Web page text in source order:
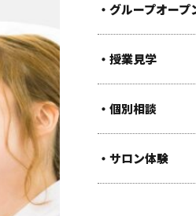
・グループオー
・授業見学
・個別相談
・サロン体験